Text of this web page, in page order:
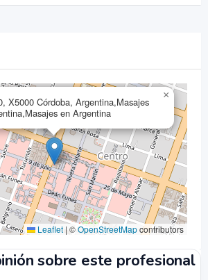
X5000 Córdoba, Argentina,Masajes
en Argentina
×
Leaflet | ©OpenStreetMapcontributors
sobre este profesional